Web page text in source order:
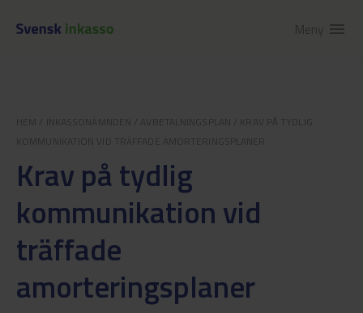
Meny menu
AVBETALNINGSPLAN
KRAV PÅ TYDLIG
KOMMUNIKATION VID TRÄFFADE AMORTERINGSPLANER
Krav på tydlig
kommunikation vid
träffade
amorteringsplaner